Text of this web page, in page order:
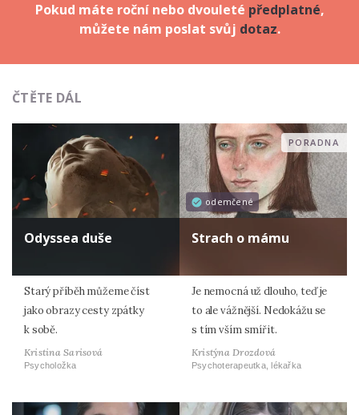
Pokud máte roční nebo dvouleté předplatné,
můžete nám poslat svůj dotaz.
ČTĚTE DÁL
Odyssea duše
Starý příběh můžeme číst
jako obrazy cesty zpátky
k sobě.
Kristina Sarisová
Psycholožka
odemčené
PORADNA
Strach o mámu
Je nemocná už dlouho, teď je
to ale vážnější. Nedokážu se
s tím vším smířit.
Kristýna Drozdová
Psychoterapeutka, lékařka